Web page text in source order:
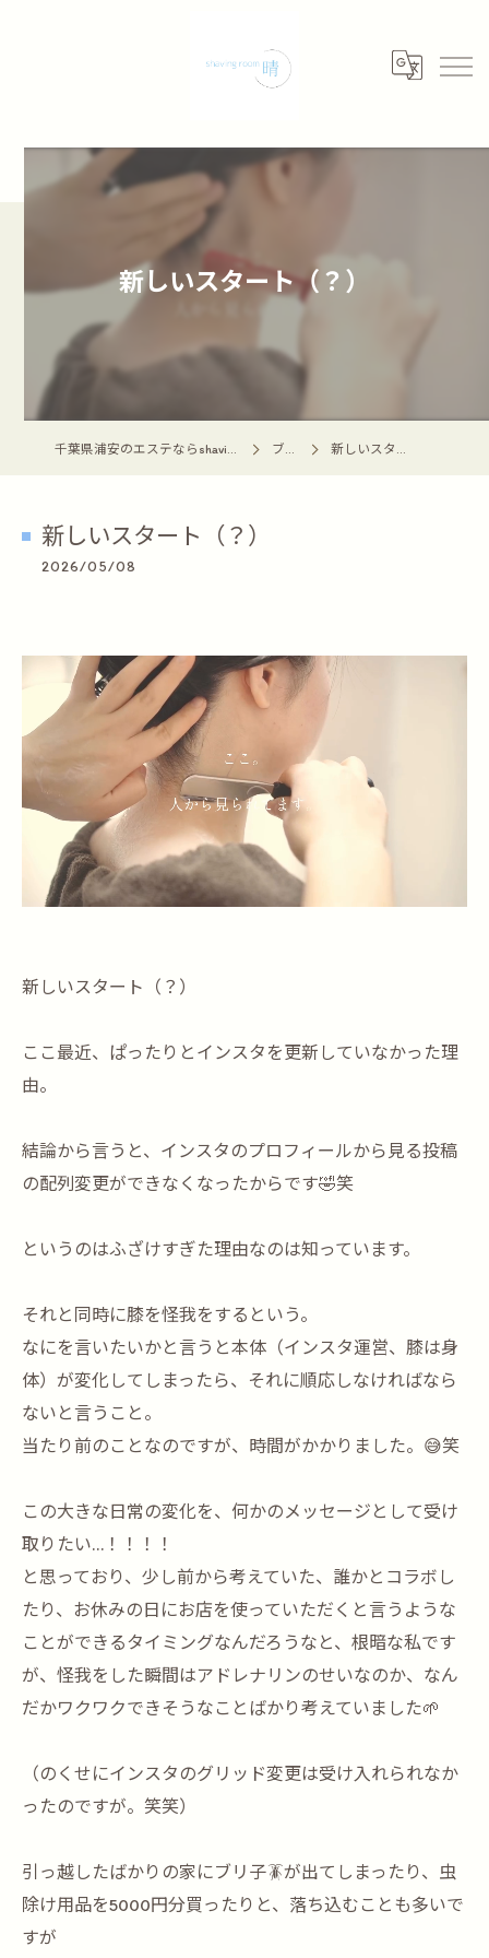
新しいスタート（？）
千葉県浦安のエステならshaving room 晴 -haru- ブログ 新しいスタート（？）
新しいスタート（？）
2026/05/08
新しいスタート（？）
ここ最近、ぱったりとインスタを更新していなかった理
由。
結論から言うと、インスタのプロフィールから見る投稿
の配列変更ができなくなったからです🤣笑
というのはふざけすぎた理由なのは知っています。
それと同時に膝を怪我をするという。
なにを言いたいかと言うと本体（インスタ運営、膝は身
体）が変化してしまったら、それに順応しなければなら
ないと言うこと。
当たり前のことなのですが、時間がかかりました。😅笑
この大きな日常の変化を、何かのメッセージとして受け
取りたい…！！！！
と思っており、少し前から考えていた、誰かとコラボし
たり、お休みの日にお店を使っていただくと言うような
ことができるタイミングなんだろうなと、根暗な私です
が、怪我をした瞬間はアドレナリンのせいなのか、なん
だかワクワクできそうなことばかり考えていました🌱
（のくせにインスタのグリッド変更は受け入れられなか
ったのですが。笑笑）
引っ越したばかりの家にブリ子🪳が出てしまったり、虫
除け用品を5000円分買ったりと、落ち込むことも多いで
すが